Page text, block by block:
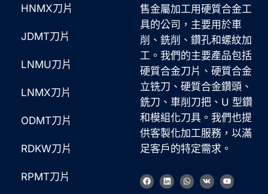
售金屬加工用硬質合金工
具的公司，主要用於車
削、銑削、鑽孔和螺紋加
工。我們的主要產品包括
硬質合金刀片、硬質合金
立铣刀、硬質合金鑽頭、
銑刀、車削刀把、U 型鑽
和模組化刀具。我們也提
供客製化加工服務，以滿
足客戶的特定需求。
臉
書
L
i
W
h
V
k
Y
o
HNMX刀片
JDMT刀片
LNMU刀片
LNMX刀片
ODMT刀片
RDKW刀片
RPMT刀片
Japanese
French
Korean